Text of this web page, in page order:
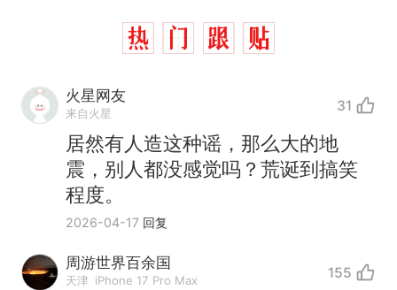
火星网友
来自火星 31
居然有人造这种谣，那么大的地
震，别人都没感觉吗？荒诞到搞笑
程度。
2026-04-17 回复
周游世界百余国
天津 iPhone 17 Pro Max 155